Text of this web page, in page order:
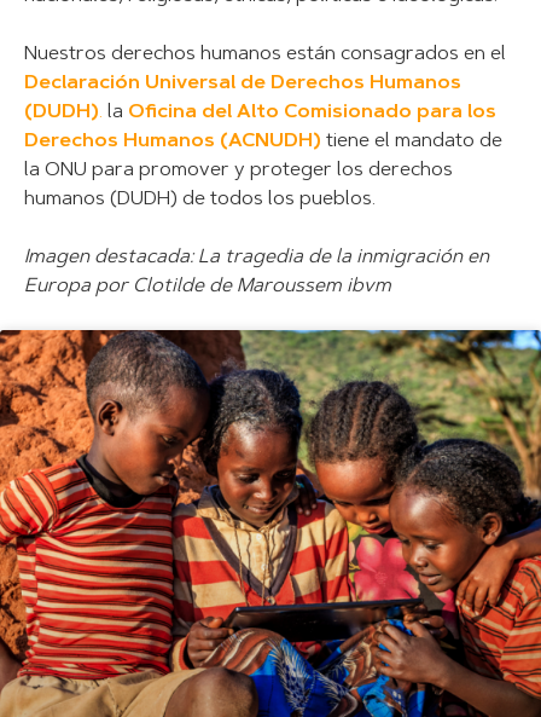
Nuestros derechos humanos están consagrados en el
Declaración Universal de Derechos Humanos
(DUDH). la Oficina del Alto Comisionado para los
Derechos Humanos (ACNUDH) tiene el mandato de
la ONU para promover y proteger los derechos
humanos (DUDH) de todos los pueblos.
Imagen destacada: La tragedia de la inmigración en
Europa por Clotilde de Maroussem ibvm